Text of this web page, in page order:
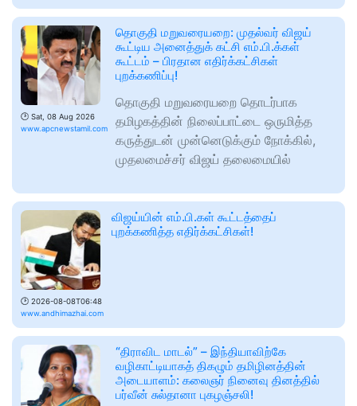
🕑 Sat, 08 Aug 2026
www.apcnewstamil.com
​தொகுதி மறுவரையறை: முதல்வர் விஜய்
கூட்டிய அனைத்துக் கட்சி எம்.பி.க்கள்
கூட்டம் – பிரதான எதிர்க்கட்சிகள்
புறக்கணிப்பு!
தொகுதி மறுவரையறை தொடர்பாக
தமிழகத்தின் நிலைப்பாட்டை ஒருமித்த
கருத்துடன் முன்னெடுக்கும் நோக்கில்,
முதலமைச்சர் விஜய் தலைமையில்
🕑 2026-08-08T06:48
www.andhimazhai.com
விஜய்யின் எம்.பி.கள் கூட்டத்தைப்
புறக்கணித்த எதிர்க்கட்சிகள்!
“திராவிட மாடல்” – இந்தியாவிற்கே
வழிகாட்டியாகத் திகழும் தமிழினத்தின்
அடையாளம்: கலைஞர் நினைவு தினத்தில்
பர்வீன் சுல்தானா புகழஞ்சலி!